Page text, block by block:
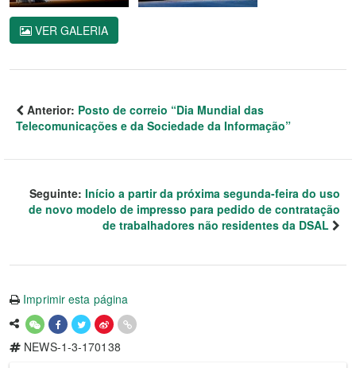
VER GALERIA
Anterior: Posto de correio “Dia Mundial das
Telecomunicações e da Sociedade da Informação”
Seguinte: Início a partir da próxima segunda-feira do uso
de novo modelo de impresso para pedido de contratação
de trabalhadores não residentes da DSAL
Imprimir esta página
NEWS-1-3-170138